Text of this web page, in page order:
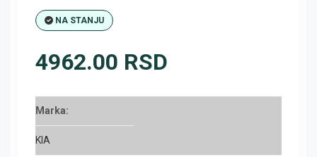
NA STANJU
4962.00 RSD
Marka:
KIA